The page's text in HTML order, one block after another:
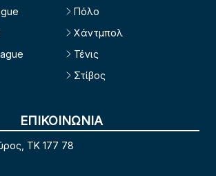
Πόλο
Χάντμπολ
Τένις
Στίβος
ΕΠΙΚΟΙΝΩΝΙΑ
TK 177 78